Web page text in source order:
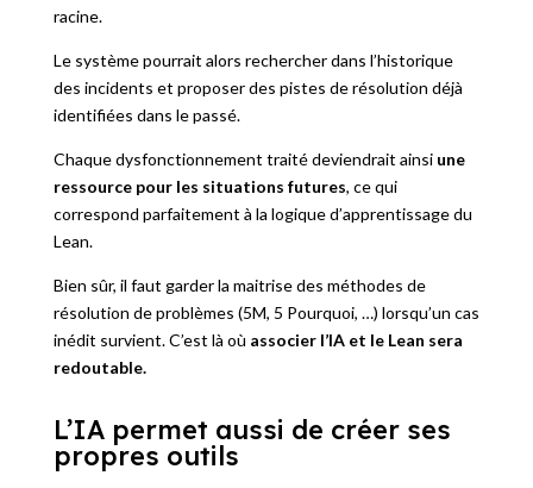
racine.
Le système pourrait alors rechercher dans l’historique
des incidents et proposer des pistes de résolution déjà
identifiées dans le passé.
Chaque dysfonctionnement traité deviendrait ainsi une
ressource pour les situations futures, ce qui
correspond parfaitement à la logique d’apprentissage du
Lean.
Bien sûr, il faut garder la maitrise des méthodes de
résolution de problèmes (5M, 5 Pourquoi, …) lorsqu’un cas
inédit survient. C’est là où associer l’IA et le Lean sera
redoutable.
L’IA permet aussi de créer ses
propres outils